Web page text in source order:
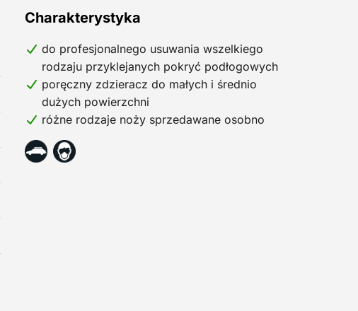
Charakterystyka
do profesjonalnego usuwania wszelkiego
rodzaju przyklejanych pokryć podłogowych
poręczny zdzieracz do małych i średnio
dużych powierzchni
różne rodzaje noży sprzedawane osobno